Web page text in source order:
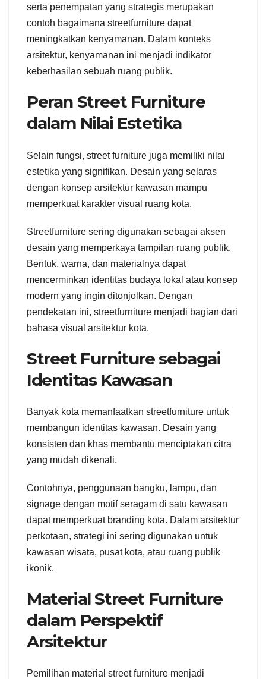
serta penempatan yang strategis merupakan
contoh bagaimana streetfurniture dapat
meningkatkan kenyamanan. Dalam konteks
arsitektur, kenyamanan ini menjadi indikator
keberhasilan sebuah ruang publik.
Peran Street Furniture
dalam Nilai Estetika
Selain fungsi, street furniture juga memiliki nilai
estetika yang signifikan. Desain yang selaras
dengan konsep arsitektur kawasan mampu
memperkuat karakter visual ruang kota.
Streetfurniture sering digunakan sebagai aksen
desain yang memperkaya tampilan ruang publik.
Bentuk, warna, dan materialnya dapat
mencerminkan identitas budaya lokal atau konsep
modern yang ingin ditonjolkan. Dengan
pendekatan ini, streetfurniture menjadi bagian dari
bahasa visual arsitektur kota.
Street Furniture sebagai
Identitas Kawasan
Banyak kota memanfaatkan streetfurniture untuk
membangun identitas kawasan. Desain yang
konsisten dan khas membantu menciptakan citra
yang mudah dikenali.
Contohnya, penggunaan bangku, lampu, dan
signage dengan motif seragam di satu kawasan
dapat memperkuat branding kota. Dalam arsitektur
perkotaan, strategi ini sering digunakan untuk
kawasan wisata, pusat kota, atau ruang publik
ikonik.
Material Street Furniture
dalam Perspektif
Arsitektur
Pemilihan material street furniture menjadi